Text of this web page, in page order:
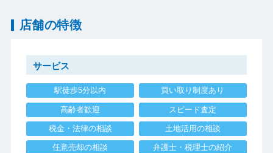
店舗の特徴
サービス
駅徒歩5分以内 買い取り制度あり
高齢者歓迎 スピード査定
税金・法律の相談 土地活用の相談
任意売却の相談 弁護士・税理士の紹介